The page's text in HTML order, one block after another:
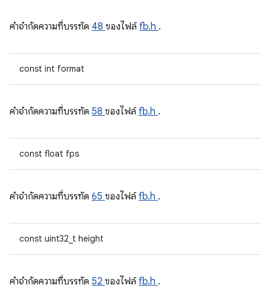
คําจํากัดความที่บรรทัด 48 ของไฟล์fb.h .
const int format
คําจํากัดความที่บรรทัด 58 ของไฟล์fb.h .
const float fps
คําจํากัดความที่บรรทัด 65 ของไฟล์fb.h .
const uint32_t height
คําจํากัดความที่บรรทัด 52 ของไฟล์fb.h .